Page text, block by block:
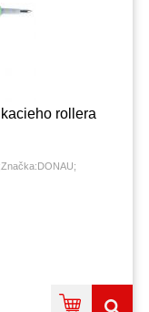
rollera